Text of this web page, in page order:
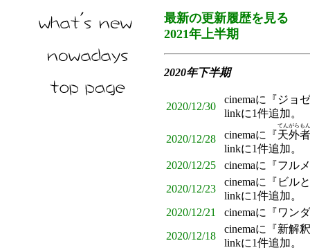
最新の更新履歴を見る
2021年上半期
2020年下半期
2020/12/30
cinemaに『ジョ
linkに1件追加。
2020/12/28 cinemaに『天外者
てんがらもん
linkに1件追加。
2020/12/25
cinemaに『フル
2020/12/23
cinemaに『ビル
linkに1件追加。
2020/12/21
cinemaに『ワン
2020/12/18
cinemaに『新解
linkに1件追加。